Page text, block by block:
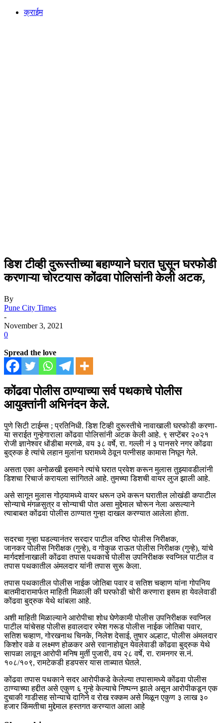
क्राईम
डिश टीव्ही दुरूस्तीच्या बहाण्याने घरात घुसून घरफोडी
करणाऱ्या चोरटयास कोंढवा पोलिसांनी केली अटक,
By
Pune City Times
-
November 3, 2021
0
Spread the love
कोंढवा पोलीस ठाण्याच्या सर्व पथकाचे पोलीस
आयुक्तांनी अभिनंदन केले.
पुणे सिटी टाईम्स ; प्रतिनिधी. डिश टिव्ही दुरूस्तीचे नावाखाली घरफोडी करणा-
या सराईत गुन्हेगाराला कोंढवा पोलिसांनी अटक केली आहे. ९ सप्टेंबर २०२१
रोजी ज्ञानेश्वर धोंडीबा मरगळे, वय ३८ वर्षे, रा. गल्ली नं ३ पानसरे नगर कोंढवा
बुद्रुक हे त्यांचे लहान मुलांना घरामध्ये ठेवून पत्नीसह कामास निघून गेले.
असता एका अनोळखी इसमाने त्यांचे घरात प्रवेश करून मुलास तुझ्यावडीलांनी
डिशचा रिचार्ज करायला सांगितले आहे. तुमच्या डिशची वायर लुज झाली आहे.
असे सागून मुलास गोठ्यामध्ये वायर धरून उभे करून घरातील लोखंडी कपाटील
सोन्याचे मंगळसुत्र व सोन्याची पोत असा मुद्देमाल चोरून नेला असल्याने
त्याबाबत कोंढवा पोलीस ठाण्यात गुन्हा दाखल करण्यात आलेला होता.
सदरचा गुन्हा घडल्यानंतर सरदार पाटील वरिष्ठ पोलीस निरीक्षक,
जानकर पोलीस निरीक्षक (गुन्हे), व गोकुळ राऊत पोलीस निरीक्षक (गुन्हे), यांचे
मार्गदर्शानाखाली कोंढवा तपास पथकाचे पोलीस उपनिरीक्षक स्वप्निल पाटील व
तपास पथकातील अंमलदार यांनी तपास सुरू केला.
तपास पथकातील पोलीस नाईक जोतिबा पवार व सतिश चव्हाण यांना गोपनिय
बातमीदारामार्फत माहिती मिळाली की घरफोडी चोरी करणारा इसम हा येवलेवाडी
कोंढवा बुद्रुक येथे थांबला आहे.
अशी माहिती मिळाल्याने आरोपीचा शोध घेणेकामी पोलीस उपनिरीक्षक स्वप्निल
पाटील यांचेसह पोलीस हवालदार रमेश गरूड पोलीस नाईक जोतिबा पवार,
सतिश चव्हाण, गोरखनाथ चिनके, निलेश देसाई, तुषार अल्हाट, पोलीस अंमलदार
किशोर वळे व लक्ष्मण होळकर असे रवानाहोवून येवलेवाडी कोंढवा बुद्रुक येथे
सापळा लावून आरोपी मनिष मुर्ती पुजारी, वय २८ वर्षे, रा. रामनगर स.नं.
१०८/१०९, रामटेकडी हडपसर यास ताब्यात घेतले.
कोंढवा तपास पथकाने सदर आरोपीकडे केलेल्या तपासामध्ये कोंढवा पोलीस
ठाण्याच्या हद्दीत असे एकुण ६ गुन्हे केल्याचे निष्पन्न झाले असून आरोपीकडून एक
दुचाकी गाडीसह सोन्याचे दागिने व रोख रक्कम असे मिळून एकुण ३ लाख ३०
हजार किंमतीचा मुद्देमाल हस्तगत करण्यात आला आहे